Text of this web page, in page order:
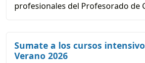
profesionales del Profesorado de
Sumate a los cursos
Verano 2026